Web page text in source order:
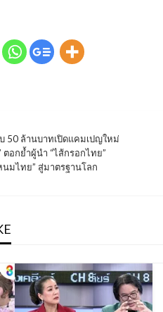
50 ล้านบาทเปิดแคมเปญใหม่
ตอกย้ำผู้นำ “ไส้กรอกไทย”
มไทย” สู่มาตรฐานโลก